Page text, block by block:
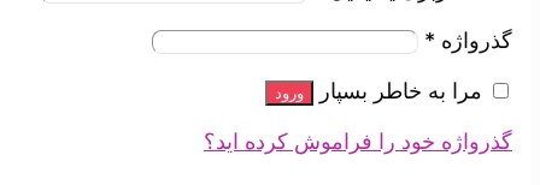
گذرواژه *
مرا به خاطر بسپار
ورود
گذرواژه خود را فراموش کرده اید؟